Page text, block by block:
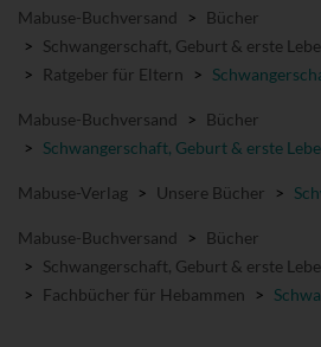
Mabuse-Buchversand > Bücher
> Schwangerschaft, Geburt & erste
>
Ratgeber für Eltern >
Mabuse-Buchversand > Bücher
> Schwangerschaft, Geburt & erste
Mabuse-Verlag > Unsere Bücher >
Mabuse-Buchversand > Bücher
> Schwangerschaft, Geburt & erste
> Fachbücher für Hebammen >